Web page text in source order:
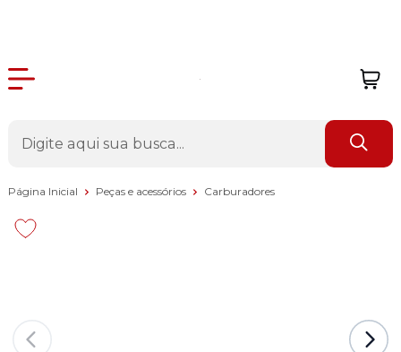
Página Inicial Peças e acessórios Carburadores